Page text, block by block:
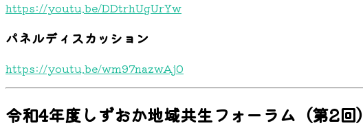
https://youtu.be/DDtrhUgUrYw
パネルディスカッション
https://youtu.be/wm97nazwAj0
令和4年度しずおか地域共生フォーラム（第2回）